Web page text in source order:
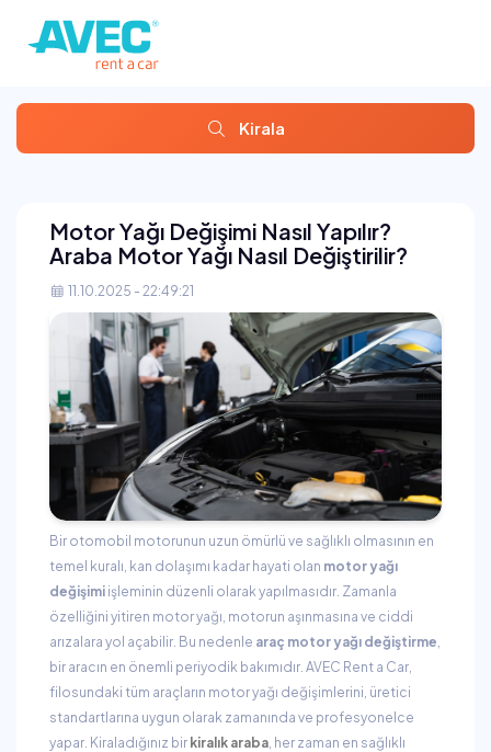
Kirala
Motor Yağı Değişimi Nasıl Yapılır?
Araba Motor Yağı Nasıl Değiştirilir?
11.10.2025 - 22:49:21
Bir otomobil motorunun uzun ömürlü ve sağlıklı olmasının en
temel kuralı, kan dolaşımı kadar hayati olan motor yağı
değişimi işleminin düzenli olarak yapılmasıdır. Zamanla
özelliğini yitiren motor yağı, motorun aşınmasına ve ciddi
arızalara yol açabilir. Bu nedenle araç motor yağı değiştirme,
bir aracın en önemli periyodik bakımıdır. AVEC Rent a Car,
filosundaki tüm araçların motor yağı değişimlerini, üretici
standartlarına uygun olarak zamanında ve profesyonelce
yapar. Kiraladığınız bir kiralık araba, her zaman en sağlıklı